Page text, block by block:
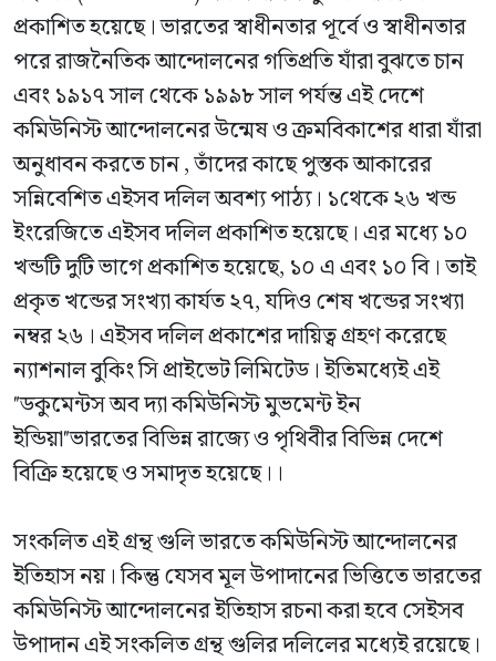
প্রকাশিত হয়েছে। ভারতের স্বাধীনতার পূর্বে ও স্বাধীনতার
পরে রাজনৈতিক আন্দোলনের গতিপ্রতি যাঁরা বুঝতে চান
এবং ১৯১৭ সাল থেকে ১৯৯৮ সাল পর্যন্ত এই দেশে
কমিউনিস্ট আন্দোলনের উন্মেষ ও ক্রমবিকাশের ধারা যাঁরা
অনুধাবন করতে চান , তাঁদের কাছে পুস্তক আকারের
সন্নিবেশিত এইসব দলিল অবশ্য পাঠ্য। ১থেকে ২৬ খন্ড
ইংরেজিতে এইসব দলিল প্রকাশিত হয়েছে। এর মধ্যে ১০
খন্ডটি দুটি ভাগে প্রকাশিত হয়েছে, ১০ এ এবং ১০ বি। তাই
প্রকৃত খন্ডের সংখ্যা কার্যত ২৭, যদিও শেষ খন্ডের সংখ্যা
নম্বর ২৬। এইসব দলিল প্রকাশের দায়িত্ব গ্রহণ করেছে
ন্যাশনাল বুকিং সি প্রাইভেট লিমিটেড। ইতিমধ্যেই এই
"ডকুমেন্টস অব দ্যা কমিউনিস্ট মুভমেন্ট ইন
ইন্ডিয়া"ভারতের বিভিন্ন রাজ্যে ও পৃথিবীর বিভিন্ন দেশে
বিক্রি হয়েছে ও সমাদৃত হয়েছে।।
সংকলিত এই গ্রন্থ গুলি ভারতে কমিউনিস্ট আন্দোলনের
ইতিহাস নয়। কিন্তু যেসব মূল উপাদানের ভিত্তিতে ভারতের
কমিউনিস্ট আন্দোলনের ইতিহাস রচনা করা হবে সেইসব
উপাদান এই সংকলিত গ্রন্থ গুলির দলিলের মধ্যেই রয়েছে।